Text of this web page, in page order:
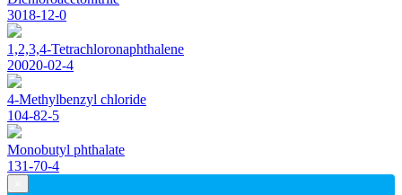
3018-12-0
1,2,3,4-Tetrachloronaphthalene
20020-02-4
4-Methylbenzyl chloride
104-82-5
Monobutyl phthalate
131-70-4